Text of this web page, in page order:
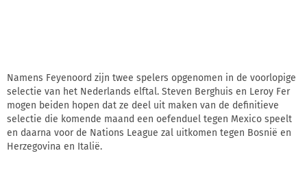
Namens Feyenoord zijn twee spelers opgenomen in de voorlopige
selectie van het Nederlands elftal. Steven Berghuis en Leroy Fer
mogen beiden hopen dat ze deel uit maken van de definitieve
selectie die komende maand een oefenduel tegen Mexico speelt
en daarna voor de Nations League zal uitkomen tegen Bosnië en
Herzegovina en Italië.